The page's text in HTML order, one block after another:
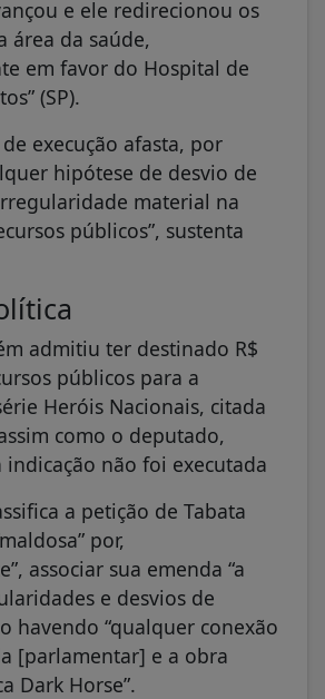
e ele redirecionou os
área da saúde,
em favor do Hospital de
(SP).
execução afasta, por
hipótese de desvio de
material na
públicos”, sustenta
admitiu ter destinado R$
públicos para a
Heróis Nacionais, citada
como o deputado,
não foi executada
a petição de Tabata
por,
associar sua emenda “a
e desvios de
havendo “qualquer conexão
[parlamentar] e a obra
Dark Horse”.